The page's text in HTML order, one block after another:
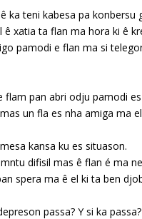
ka teni kabesa pa konbersu
ê xatia ta flan ma hora ki ê
pamodi e flan ma si
flam pan abri odju pamodi
un fla es nha amiga ma
kansa ku es situason.
difisil mas ê flan é ma
spera ma ê el ki ta ben
passa? Y si ka passa?